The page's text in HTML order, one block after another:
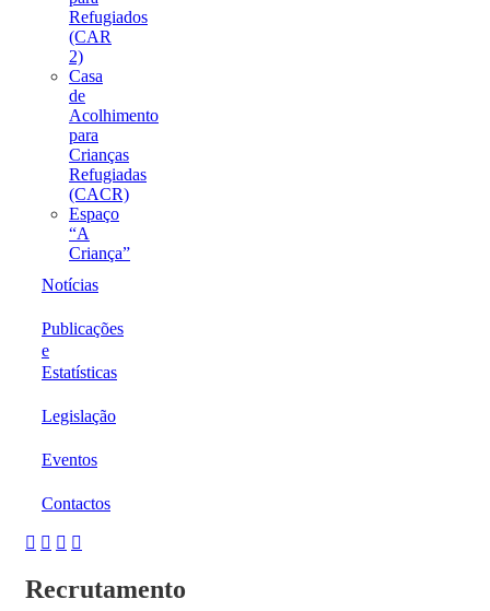
Refugiados
(CAR
2)
Casa
de
Acolhimento
para
Crianças
Refugiadas
(CACR)
Espaço
“A
Criança”
Notícias
Publicações
e
Estatísticas
Legislação
Eventos
Contactos
Recrutamento